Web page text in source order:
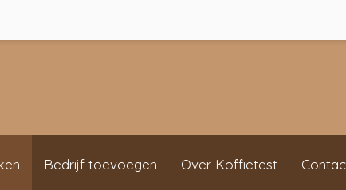
Bedrijf toevoegen Over Koffietest